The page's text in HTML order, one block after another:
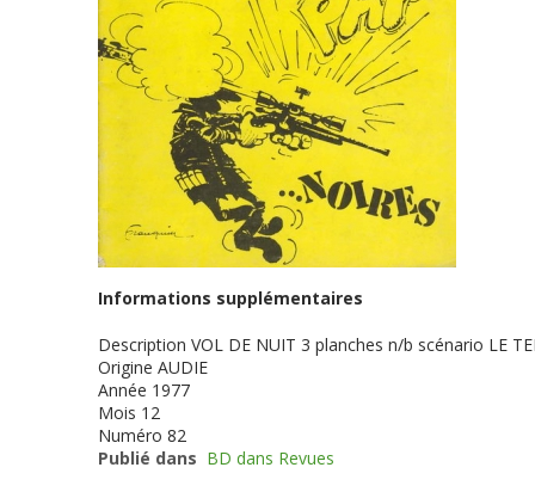
Informations supplémentaires
Description VOL DE NUIT 3 planches n/b scénario LE
Origine AUDIE
Année 1977
Mois 12
Numéro 82
Publié dans BD dans Revues